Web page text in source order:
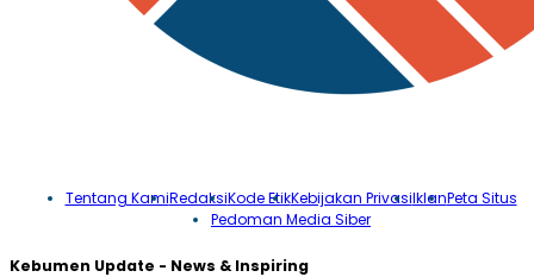
Tentang KamiRedaksiKode EtikKebijakan PrivasiIklanPeta Situs
Pedoman Media Siber
Kebumen Update - News & Inspiring